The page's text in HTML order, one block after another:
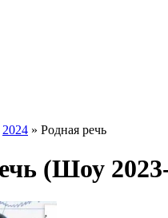
2024 » Родная речь
(Шоу